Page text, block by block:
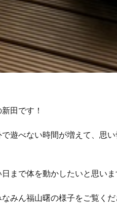
田です！
遊べない時間が増えて、思
まで体を動かしたいと思い
みん福山曙の様子をご覧く